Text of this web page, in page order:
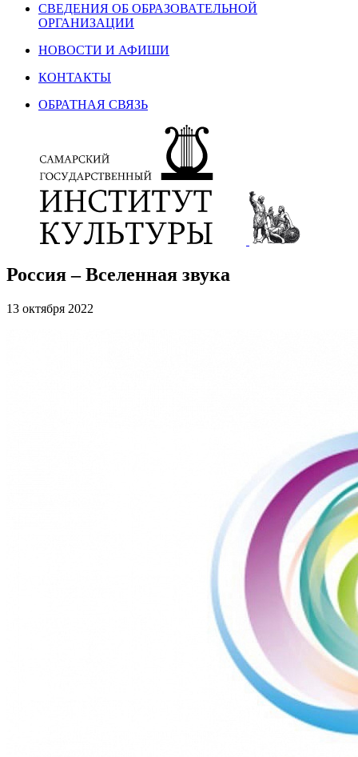
СВЕДЕНИЯ ОБ ОБРАЗОВАТЕЛЬНОЙ
ОРГАНИЗАЦИИ
НОВОСТИ И АФИШИ
КОНТАКТЫ
ОБРАТНАЯ СВЯЗЬ
Россия – Вселенная звука
13 октября 2022